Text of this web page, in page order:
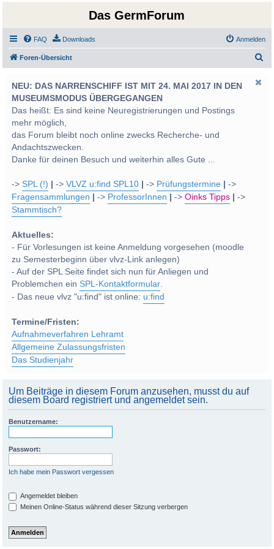
Das GermForum
FAQ Downloads Anmelden
Foren-Übersicht
NEU: DAS NARRENSCHIFF IST MIT 24. MAI 2017 IN DEN
MUSEUMSMODUS ÜBERGEGANGEN
Das heißt: Es sind keine Neuregistrierungen und Postings
mehr möglich,
das Forum bleibt noch online zwecks Recherche- und
Andachtszwecken.
Danke für deinen Besuch und weiterhin alles Gute ...
->SPL (!) ->VLVZ u:find SPL10 -> Prüfungstermine
->
Fragensammlungen
-> ProfessorInnen ->Oinks Tipps
->
Stammtisch?
Aktuelles:
- Für Vorlesungen ist keine Anmeldung vorgesehen (moodle
zu Semesterbeginn über vlvz-Link anlegen)
- Auf der SPL Seite findet sich nun für Anliegen und
Problemchen einSPL-Kontaktformular.
- Das neue vlvz "u:find" ist online: u:find
Termine/Fristen:
Aufnahmeverfahren Lehramt
Allgemeine Zulassungsfristen
Das Studienjahr
Um Beiträge in diesem Forum anzusehen, musst du auf
diesem Board registriert und angemeldet sein.
Benutzername:
Passwort:
Ich habe mein Passwort vergessen
Angemeldet bleiben
Meinen Online-Status während dieser Sitzung verbergen